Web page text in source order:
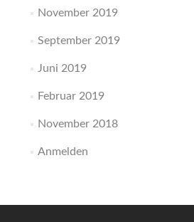
November 2019
September 2019
Juni 2019
Februar 2019
November 2018
Anmelden